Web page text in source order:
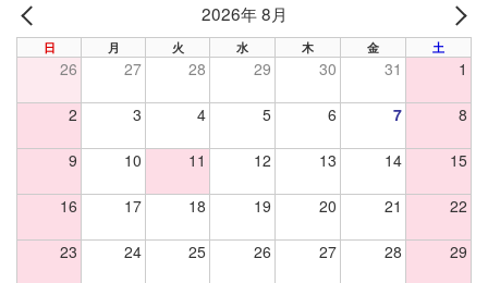
PREV
2026年 8月
日 月 火 水 木 金 土
26 27 28 29 30 31 1
2 3 4 5 6 7 8
9 10 11 12 13 14 15
16 17 18 19 20 21 22
23 24 25 26 27 28 29